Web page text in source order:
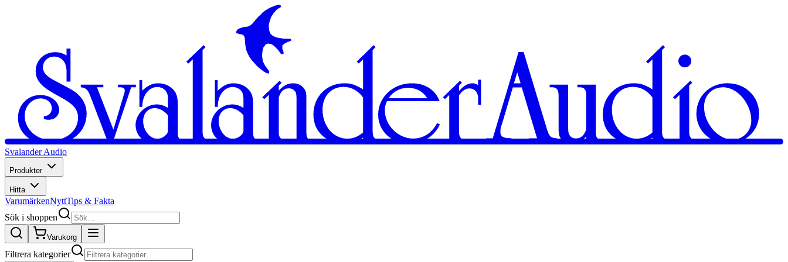
Svalander Audio
Produkter
Hitta
VarumärkenNyttTips & Fakta
Sök i shoppen
Varukorg
Filtrera kategorier